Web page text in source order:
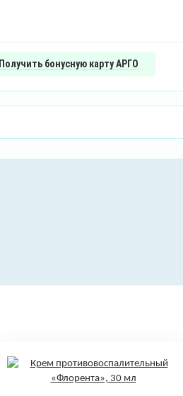
Получить бонусную карту АРГО